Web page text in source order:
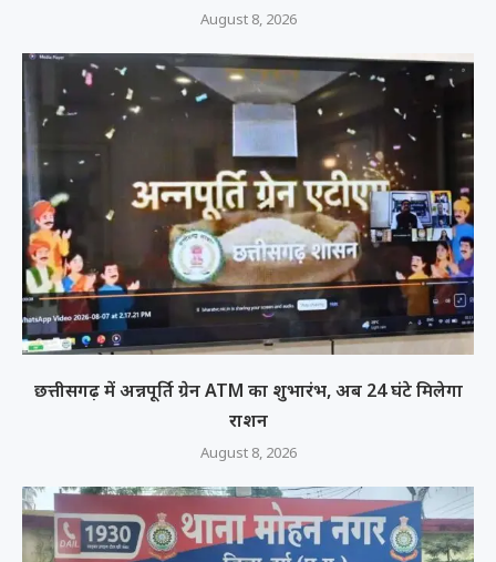
August 8, 2026
छत्तीसगढ़ में अन्नपूर्ति ग्रेन ATM का शुभारंभ, अब 24 घंटे मिलेगा
राशन
August 8, 2026